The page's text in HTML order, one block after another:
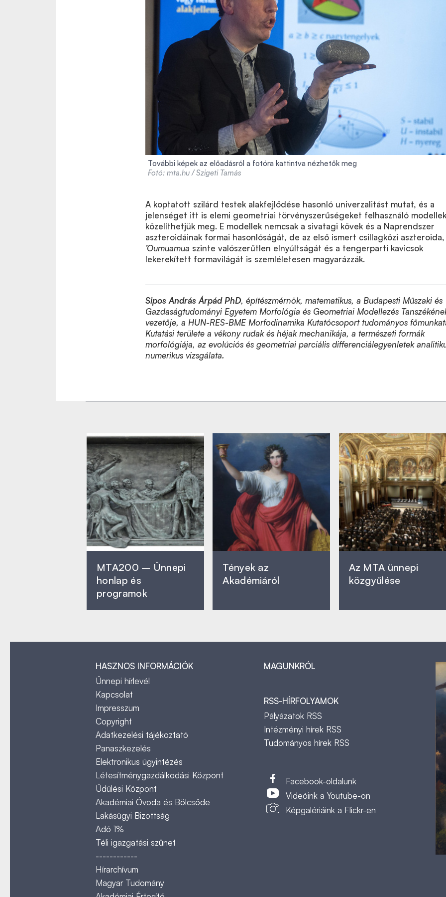
További képek az előadásról a fotóra kattintva nézhetők meg
Fotó: mta.hu / Szigeti Tamás
A koptatott szilárd testek alakfejlődése hasonló univerzalitást mutat, és a
jelenséget itt is elemi geometriai törvényszerűségeket felhasználó
közelíthetjük meg. E modellek nemcsak a sivatagi kövek és a Naprendszer
aszteroidáinak formai hasonlóságát, de az első ismert csillagközi aszteroida,
’Oumuamua szinte valószerűtlen elnyúltságát és a tengerparti kavicsok
lekerekített formavilágát is szemléletesen magyarázzák.
Sipos András Árpád PhD, építészmérnök, matematikus, a Budapesti Műszaki és
Gazdaságtudományi Egyetem Morfológia és Geometriai Modellezés
vezetője, a HUN-RES-BME Morfodinamika Kutatócsoport tudományos
Kutatási területe a vékony rudak és héjak mechanikája, a természeti formák
morfológiája, az evolúciós és geometriai parciális differenciálegyenletek
numerikus vizsgálata.
MTA200 – Ünnepi
honlap és
programok
Tények az
Akadémiáról
Az MTA ünnepi
közgyűlése
HASZNOS INFORMÁCIÓK
Ünnepi hírlevél
Kapcsolat
Impresszum
Copyright
Adatkezelési tájékoztató
Panaszkezelés
Elektronikus ügyintézés
Létesítménygazdálkodási Központ
Üdülési Központ
Akadémiai Óvoda és Bölcsőde
Lakásügyi Bizottság
Adó 1%
Téli igazgatási szünet
------------
Hírarchívum
Magyar Tudomány
MAGUNKRÓL
RSS-HÍRFOLYAMOK
Pályázatok RSS
Intézményi hírek RSS
Tudományos hírek RSS
Facebook-oldalunk
Videóink a Youtube-on
Képgalériáink a Flickr-en